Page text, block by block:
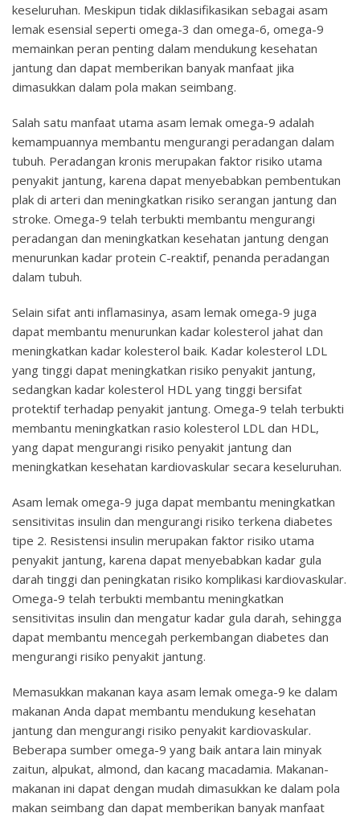
keseluruhan. Meskipun tidak diklasifikasikan sebagai asam
lemak esensial seperti omega-3 dan omega-6, omega-9
memainkan peran penting dalam mendukung kesehatan
jantung dan dapat memberikan banyak manfaat jika
dimasukkan dalam pola makan seimbang.
Salah satu manfaat utama asam lemak omega-9 adalah
kemampuannya membantu mengurangi peradangan dalam
tubuh. Peradangan kronis merupakan faktor risiko utama
penyakit jantung, karena dapat menyebabkan pembentukan
plak di arteri dan meningkatkan risiko serangan jantung dan
stroke. Omega-9 telah terbukti membantu mengurangi
peradangan dan meningkatkan kesehatan jantung dengan
menurunkan kadar protein C-reaktif, penanda peradangan
dalam tubuh.
Selain sifat anti inflamasinya, asam lemak omega-9 juga
dapat membantu menurunkan kadar kolesterol jahat dan
meningkatkan kadar kolesterol baik. Kadar kolesterol LDL
yang tinggi dapat meningkatkan risiko penyakit jantung,
sedangkan kadar kolesterol HDL yang tinggi bersifat
protektif terhadap penyakit jantung. Omega-9 telah terbukti
membantu meningkatkan rasio kolesterol LDL dan HDL,
yang dapat mengurangi risiko penyakit jantung dan
meningkatkan kesehatan kardiovaskular secara keseluruhan.
Asam lemak omega-9 juga dapat membantu meningkatkan
sensitivitas insulin dan mengurangi risiko terkena diabetes
tipe 2. Resistensi insulin merupakan faktor risiko utama
penyakit jantung, karena dapat menyebabkan kadar gula
darah tinggi dan peningkatan risiko komplikasi kardiovaskular.
Omega-9 telah terbukti membantu meningkatkan
sensitivitas insulin dan mengatur kadar gula darah, sehingga
dapat membantu mencegah perkembangan diabetes dan
mengurangi risiko penyakit jantung.
Memasukkan makanan kaya asam lemak omega-9 ke dalam
makanan Anda dapat membantu mendukung kesehatan
jantung dan mengurangi risiko penyakit kardiovaskular.
Beberapa sumber omega-9 yang baik antara lain minyak
zaitun, alpukat, almond, dan kacang macadamia. Makanan-
makanan ini dapat dengan mudah dimasukkan ke dalam pola
makan seimbang dan dapat memberikan banyak manfaat